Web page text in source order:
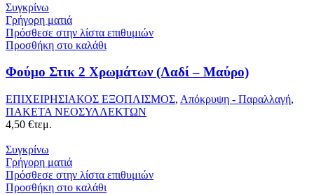
Συγκρίνω
Γρήγορη ματιά
Πρόσθεσε στην λίστα επιθυμιών
Προσθήκη στο καλάθι
Φούμο Στικ 2 Χρωμάτων (Λαδί – Μαύρο)
ΕΠΙΧΕΙΡΗΣΙΑΚΟΣ ΕΞΟΠΛΙΣΜΟΣ, Απόκρυψη - Παραλλαγή,
ΠΑΚΕΤΑ ΝΕΟΣΥΛΛΕΚΤΩΝ
4,50 €τεμ.
Συγκρίνω
Γρήγορη ματιά
Πρόσθεσε στην λίστα επιθυμιών
Προσθήκη στο καλάθι